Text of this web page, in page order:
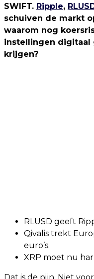
SWIFT. Ripple,
schuiven de markt
waarom nog
instellingen digitaal
krijgen?
RLUSD geeft
Qivalis trekt
euro’s.
XRP moet nu